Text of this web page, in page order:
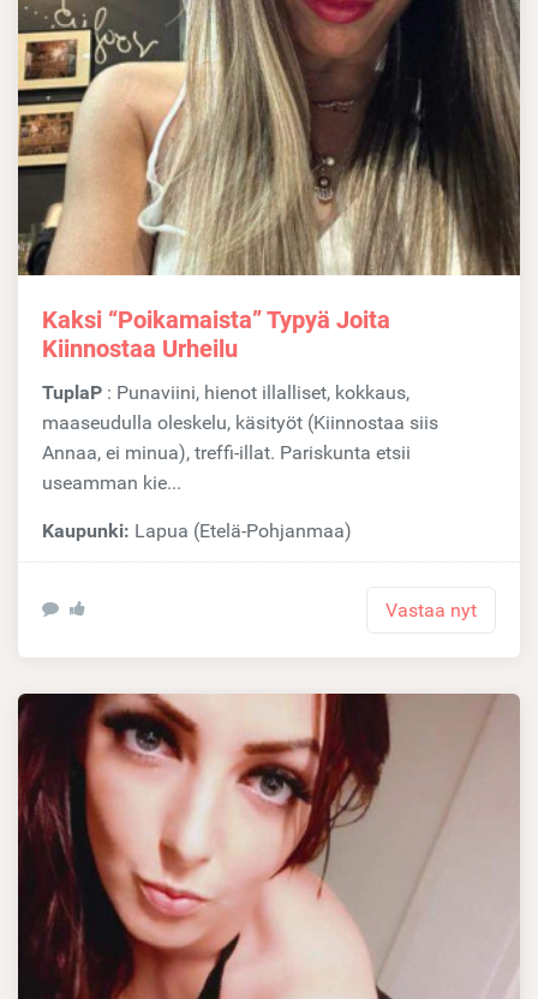
Kaksi “poikamaista” Typyä Joita
Kiinnostaa Urheilu
TuplaP : Punaviini, hienot illalliset, kokkaus,
maaseudulla oleskelu, käsityöt (Kiinnostaa siis
Annaa, ei minua), treffi-illat. Pariskunta etsii
useamman kie...
Kaupunki: Lapua (Etelä-Pohjanmaa)
Vastaa nyt